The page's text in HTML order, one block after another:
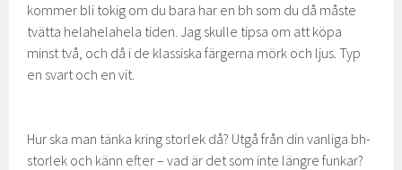
kommer bli tokig om du bara har en bh som du då måste
tvätta helahelahela tiden. Jag skulle tipsa om att köpa
minst två, och då i de klassiska färgerna mörk och ljus. Typ
en svart och en vit.
Hur ska man tänka kring storlek då? Utgå från din vanliga bh-
storlek och känn efter – vad är det som inte längre funkar?